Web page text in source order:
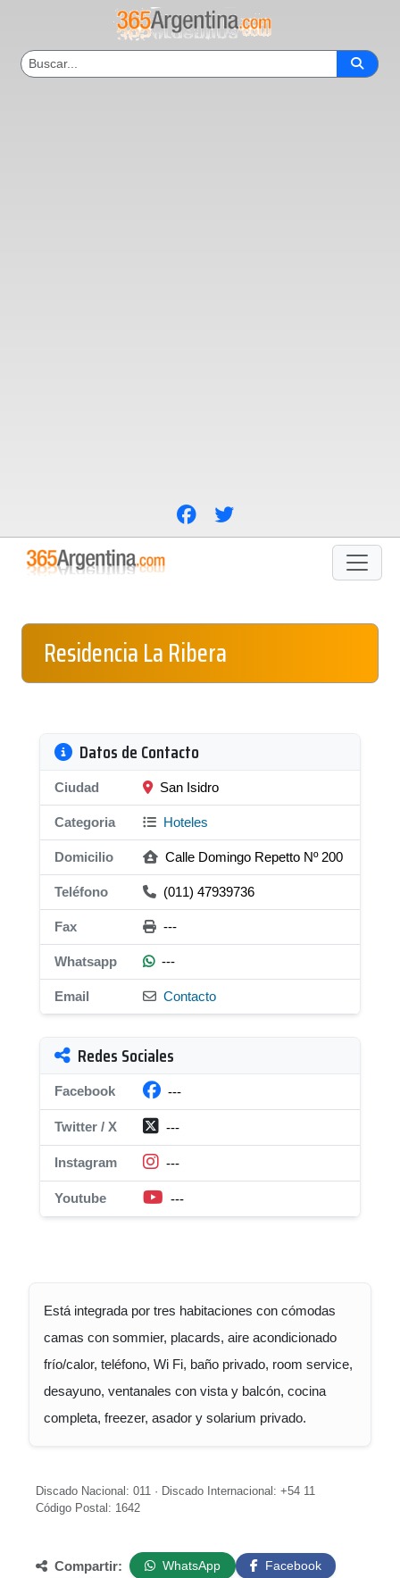
Residencia La Ribera
Datos de Contacto
Ciudad San Isidro
Categoria Hoteles
Domicilio Calle Domingo Repetto Nº 200
Teléfono (011) 47939736
Fax ---
Whatsapp ---
Email Contacto
Redes Sociales
Facebook ---
Twitter / X ---
Instagram ---
Youtube ---
Está integrada por tres habitaciones con cómodas
camas con sommier, placards, aire acondicionado
frío/calor, teléfono, Wi Fi, baño privado, room service,
desayuno, ventanales con vista y balcón, cocina
completa, freezer, asador y solarium privado.
Discado Nacional: 011 · Discado Internacional: +54 11
Código Postal: 1642
Compartir: WhatsApp
Facebook